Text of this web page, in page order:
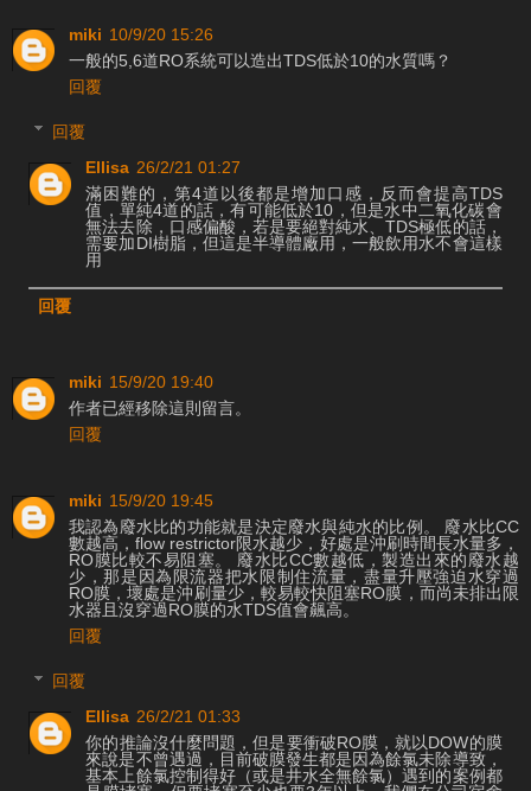
miki 10/9/20 15:26
一般的5,6道RO系統可以造出TDS低於10的水質嗎？
回覆
回覆
Ellisa 26/2/21 01:27
滿困難的，第4道以後都是增加口感，反而會提高TDS
值，單純4道的話，有可能低於10，但是水中二氧化碳會
無法去除，口感偏酸，若是要絕對純水、TDS極低的話，
需要加DI樹脂，但這是半導體廠用，一般飲用水不會這樣
用
回覆
miki 15/9/20 19:40
作者已經移除這則留言。
回覆
miki 15/9/20 19:45
我認為廢水比的功能就是決定廢水與純水的比例。 廢水比CC
數越高，flow restrictor限水越少，好處是沖刷時間長水量多，
RO膜比較不易阻塞。 廢水比CC數越低，製造出來的廢水越
少，那是因為限流器把水限制住流量，盡量升壓強迫水穿過
RO膜，壞處是沖刷量少，較易較快阻塞RO膜，而尚未排出限
水器且沒穿過RO膜的水TDS值會飆高。
回覆
回覆
Ellisa 26/2/21 01:33
你的推論沒什麼問題，但是要衝破RO膜，就以DOW的膜
來說是不曾遇過，目前破膜發生都是因為餘氯未除導致，
基本上餘氯控制得好（或是井水全無餘氯）遇到的案例都